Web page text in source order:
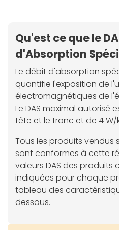
Qu'est ce que le
d'Absorption
Le débit d'absorption
quantifie l'exposition de
électromagnétiques de
Le DAS maximal autorisé
tête et le tronc et de 4 W/
Tous les produits vendus
sont conformes à cette
valeurs DAS des produits
indiquées pour chaque
tableau des
dessous.